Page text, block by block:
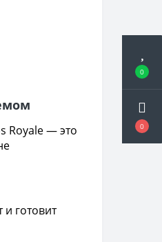
0
0
Royale — это
готовит